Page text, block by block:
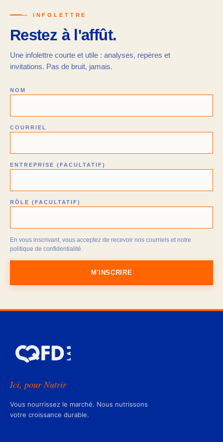
— INFOLETTRE
Restez à l'affût.
Une infolettre courte et utile : analyses, repères et
invitations. Pas de bruit, jamais.
NOM
COURRIEL
ENTREPRISE (FACULTATIF)
RÔLE (FACULTATIF)
En vous inscrivant, vous acceptez de recevoir nos courriels et notre
politique de confidentialité.
M'INSCRIRE
Ici, pour Nutrir
Vous nourrissez le marché. Nous nutrissons
votre croissance durable.